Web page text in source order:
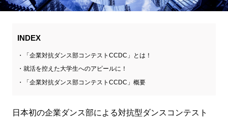
INDEX
「企業対抗ダンス部コンテストCCDC」とは！
就活を控えた大学生へのアピールに！
「企業対抗ダンス部コンテストCCDC」概要
日本初の企業ダンス部による対抗型ダンスコンテスト